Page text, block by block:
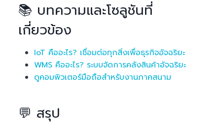
📚 บทความและโซลูชันที่
เกี่ยวข้อง
IoT คืออะไร? เชื่อมต่อทุกสิ่งเพื่อธุรกิจอัจฉริยะ
WMS คืออะไร? ระบบจัดการคลังสินค้าอัจฉริยะ
ดูคอมพิวเตอร์มือถือสำหรับงานภาคสนาม
💬 สรุป